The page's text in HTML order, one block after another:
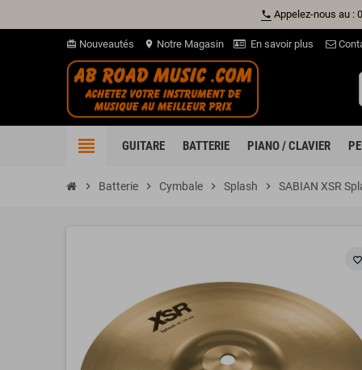
phone Appelez-nous au :
card_giftcard Nouveautés location_on Notre Magasin En savoir plus
view_headline GUITARE BATTERIE PIANO / CLAVIER
chevron_right Batterie chevron_right Cymbale chevron_right Splash chevron_right SABIAN XSR
favorite_border